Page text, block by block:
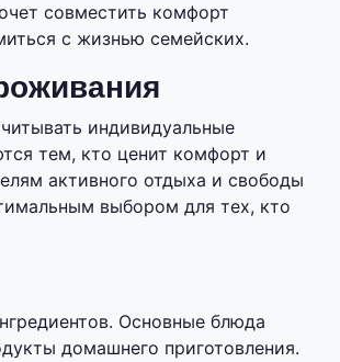
совместить комфорт
с жизнью семейских.
индивидуальные
тем, кто ценит комфорт и
активного отдыха и свободы
выбором для тех, кто
Основные блюда
домашнего приготовления.